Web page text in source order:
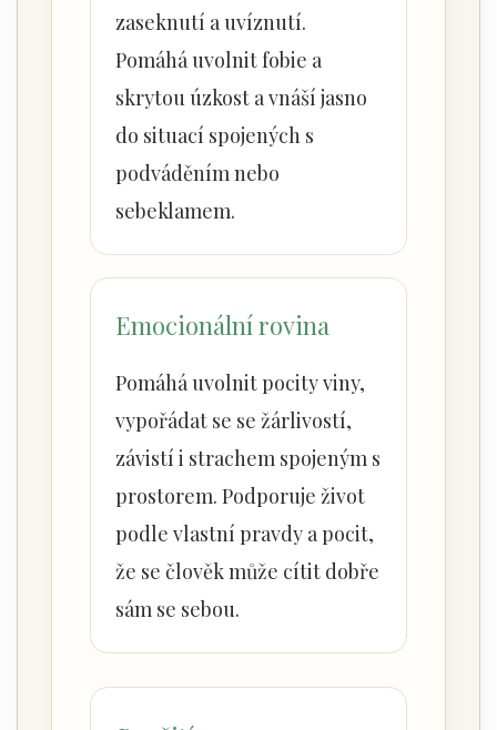
zaseknutí a uvíznutí.
Pomáhá uvolnit fobie a
skrytou úzkost a vnáší jasno
do situací spojených s
podváděním nebo
sebeklamem.
Emocionální rovina
Pomáhá uvolnit pocity viny,
vypořádat se se žárlivostí,
závistí i strachem spojeným s
prostorem. Podporuje život
podle vlastní pravdy a pocit,
že se člověk může cítit dobře
sám se sebou.